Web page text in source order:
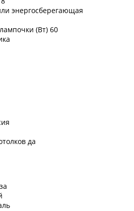
энергосберегающая
(Вт) 60
да